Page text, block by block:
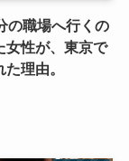
の職場へ行くの
女性が、東京で
理由。